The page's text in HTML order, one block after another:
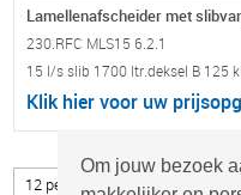
Om jouw bezoek
Lamellenafscheider met
230.RFC MLS15 6.2.1
15 l/s slib 1700 ltr.deksel B 125
Klik hier voor uw